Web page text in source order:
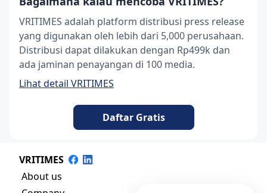
VRITIMES adalah platform distribusi press release
yang digunakan oleh lebih dari 5,000 perusahaan.
Distribusi dapat dilakukan dengan Rp499k dan
ada jaminan penayangan di 100 media.
Lihat detail VRITIMES
Daftar Gratis
VRITIMES
About us